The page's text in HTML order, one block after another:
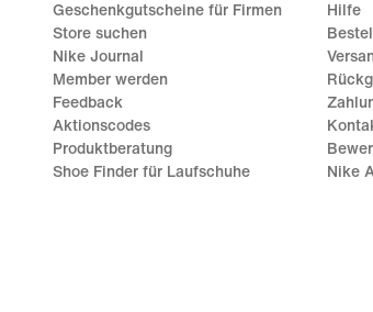
Geschenkgutscheine für Firmen
Store suchen
Nike Journal
Member werden
Feedback
Aktionscodes
Produktberatung
Shoe Finder für Laufschuhe
Hilfe
Nike